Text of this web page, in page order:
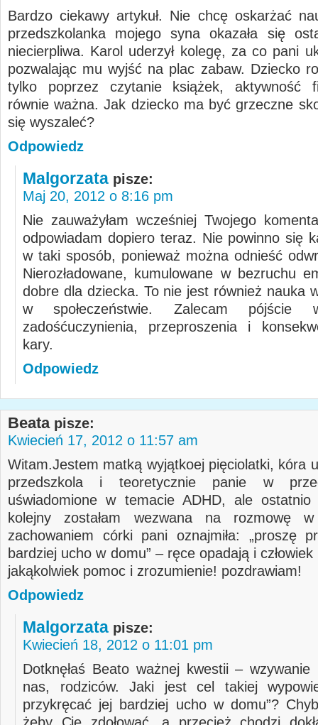
Bardzo ciekawy artykuł. Nie chcę oskarżać
przedszkolanka mojego syna okazała się
niecierpliwa. Karol uderzył kolegę, za co pani
pozwalając mu wyjść na plac zabaw. Dziecko
tylko poprzez czytanie książek, aktywność
równie ważna. Jak dziecko ma być grzeczne
się wyszaleć?
Odpowiedz
Malgorzata pisze:
Maj 20, 2012 o 8:16 pm
Nie zauważyłam wcześniej Twojego
odpowiadam dopiero teraz. Nie powinno się
w taki sposób, ponieważ można odnieść
Nierozładowane, kumulowane w bezruchu
dobre dla dziecka. To nie jest również nauka
w społeczeństwie. Zalecam pójście
zadośćuczynienia, przeproszenia i
kary.
Odpowiedz
Beata pisze:
Kwiecień 17, 2012 o 11:57 am
Witam.Jestem matką wyjątkoej pięciolatki, kóra
przedszkola i teoretycznie panie w
uświadomione w temacie ADHD, ale
kolejny zostałam wezwana na rozmowę
zachowaniem córki pani oznajmiła: „proszę
bardziej ucho w domu” – ręce opadają i
jakąkolwiek pomoc i zrozumienie! pozdrawiam!
Odpowiedz
Malgorzata pisze:
Kwiecień 18, 2012 o 11:01 pm
Dotknęłaś Beato ważnej kwestii –
nas, rodziców. Jaki jest cel takiej
przykręcać jej bardziej ucho w domu”?